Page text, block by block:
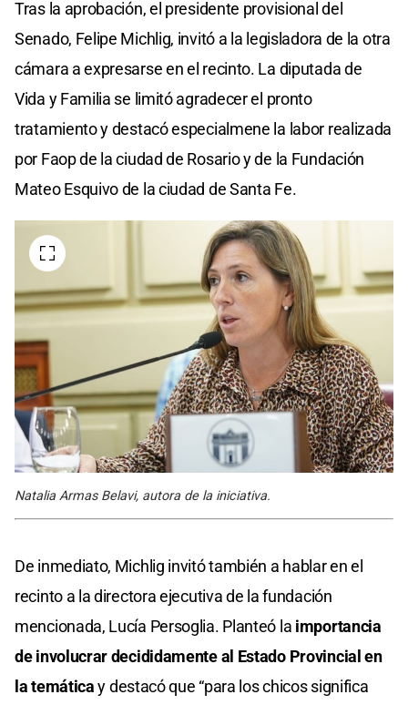
Tras la aprobación, el presidente provisional del
Senado, Felipe Michlig, invitó a la legisladora de la otra
cámara a expresarse en el recinto. La diputada de
Vida y Familia se limitó agradecer el pronto
tratamiento y destacó especialmene la labor realizada
por Faop de la ciudad de Rosario y de la Fundación
Mateo Esquivo de la ciudad de Santa Fe.
Natalia Armas Belavi, autora de la iniciativa.
De inmediato, Michlig invitó también a hablar en el
recinto a la directora ejecutiva de la fundación
mencionada, Lucía Persoglia. Planteó la importancia
de involucrar decididamente al Estado Provincial en
la temáticay destacó que “para los chicos significa